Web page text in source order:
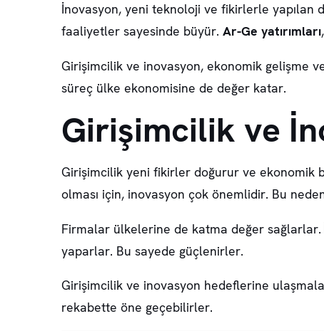
İnovasyon, yeni teknoloji ve fikirlerle yapılan
faaliyetler sayesinde büyür. Ar-Ge yatırımları
Girişimcilik ve inovasyon, ekonomik gelişme
süreç ülke ekonomisine de değer katar.
Girişimcilik ve
Girişimcilik yeni fikirler doğurur ve ekonomik
olması için, inovasyon çok önemlidir. Bu
Firmalar ülkelerine de katma değer sağlarlar.
yaparlar. Bu sayede güçlenirler.
Girişimcilik ve inovasyon hedeflerine
rekabette öne geçebilirler.